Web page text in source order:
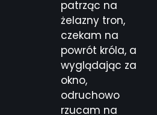
patrząc na
żelazny tron,
czekam na
powrót króla, a
wyglądając za
okno,
odruchowo
rzucam na